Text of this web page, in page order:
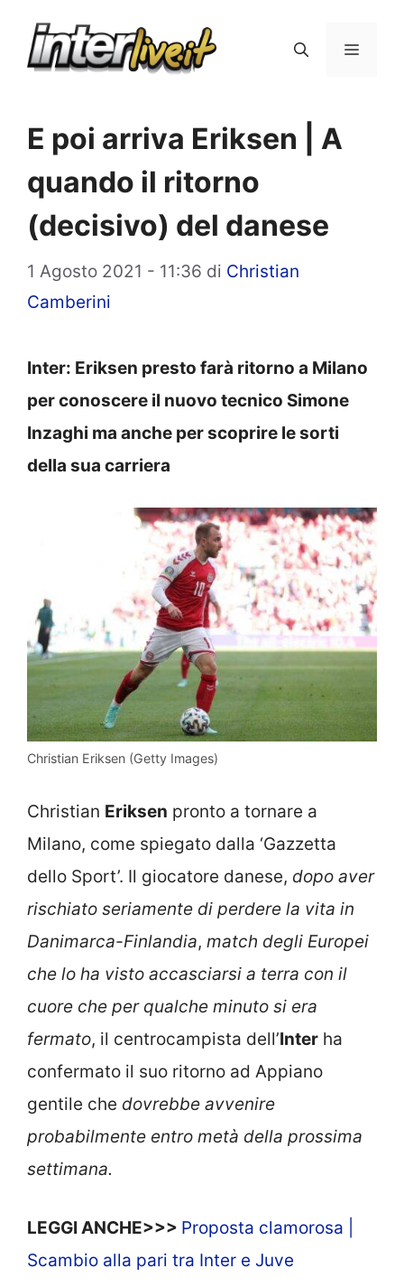
Menu
E poi arriva Eriksen | A
quando il ritorno
(decisivo) del danese
1 Agosto 2021 - 11:36 di Christian
Camberini
Inter: Eriksen presto farà ritorno a Milano
per conoscere il nuovo tecnico Simone
Inzaghi ma anche per scoprire le sorti
della sua carriera
Christian Eriksen (Getty Images)
Christian Eriksen pronto a tornare a
Milano, come spiegato dalla ‘Gazzetta
dello Sport’. Il giocatore danese, dopo aver
rischiato seriamente di perdere la vita in
Danimarca-Finlandia, match degli Europei
che lo ha visto accasciarsi a terra con il
cuore che per qualche minuto si era
fermato, il centrocampista dell’Inter ha
confermato il suo ritorno ad Appiano
gentile che dovrebbe avvenire
probabilmente entro metà della prossima
settimana.
LEGGI ANCHE>>> Proposta clamorosa |
Scambio alla pari tra Inter e Juve